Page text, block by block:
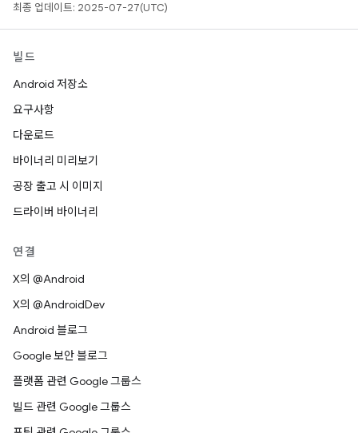
최종 업데이트: 2025-07-27(UTC)
빌드
Android 저장소
요구사항
다운로드
바이너리 미리보기
공장 출고 시 이미지
드라이버 바이너리
연결
X의 @Android
X의 @AndroidDev
Android 블로그
Google 보안 블로그
플랫폼 관련 Google 그룹스
빌드 관련 Google 그룹스